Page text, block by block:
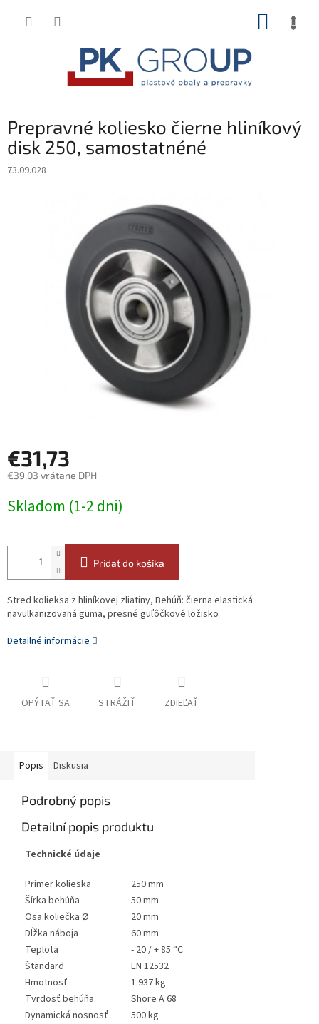
Prepravné koliesko čierne hliníkový
disk 250, samostatnéné
73.09.028
€31,73
€39,03 vrátane DPH
cena:
Skladom (1-2 dni)
Pridať do košíka
Stred kolieksa z hliníkovej zliatiny, Behúň: čierna elastická
navulkanizovaná guma, presné guľôčkové ložisko
Detailné informácie
OPÝTAŤ SA STRÁŽIŤ ZDIEĽAŤ
Popis Diskusia
Podrobný popis
Detailní popis produktu
Technické údaje
Primer kolieska
250 mm
Šírka behúňa
50 mm
Osa koliečka Ø
20 mm
Dĺžka náboja
60 mm
Teplota
- 20 / + 85 °C
Štandard
EN 12532
Hmotnosť
1.937 kg
Tvrdosť behúňa
Shore A 68
Dynamická nosnosť
500 kg